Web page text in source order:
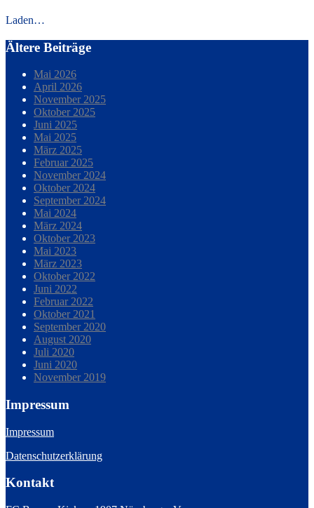
Laden…
Ältere Beiträge
Mai 2026
April 2026
November 2025
Oktober 2025
Juni 2025
Mai 2025
März 2025
Februar 2025
November 2024
Oktober 2024
September 2024
Mai 2024
März 2024
Oktober 2023
Mai 2023
März 2023
Oktober 2022
Juni 2022
Februar 2022
Oktober 2021
September 2020
August 2020
Juli 2020
Juni 2020
November 2019
Impressum
Impressum
Datenschutzerklärung
Kontakt